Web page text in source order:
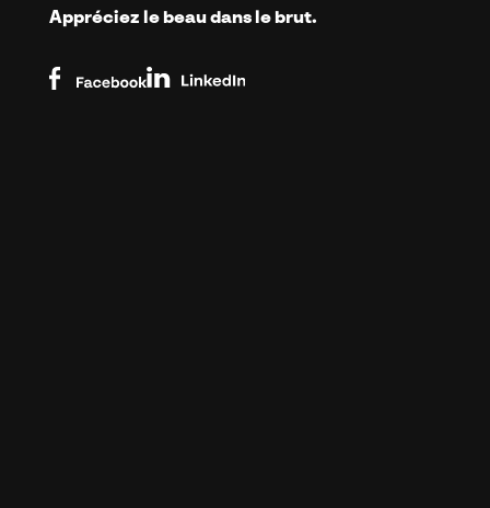
Appréciez le beau dansle brut.